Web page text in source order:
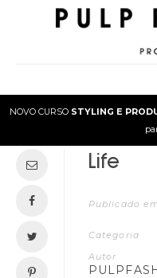
NOVO CURSO STYLING E
Life
Publicado
Categoria
Autor